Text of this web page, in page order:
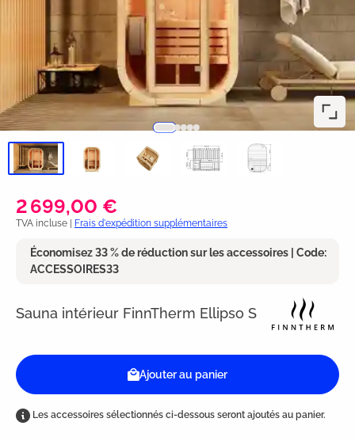
2 699,00 €
TVA incluse | Frais d'expédition supplémentaires
Économisez 33 % de réduction sur les accessoires | Code:
ACCESSOIRES33
Sauna intérieur FinnTherm Ellipso S
Ajouter au panier
Les accessoires sélectionnés ci-dessous seront ajoutés au panier.